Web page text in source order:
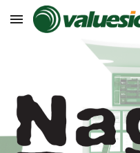
Skip to main content